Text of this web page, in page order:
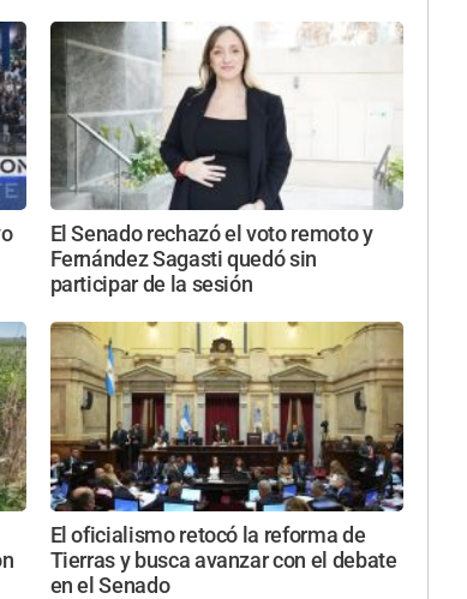
El Senado rechazó el voto remoto y
Fernández Sagasti quedó sin
participar de la sesión
El oficialismo retocó la reforma de
Tierras y busca avanzar con el debate
en el Senado